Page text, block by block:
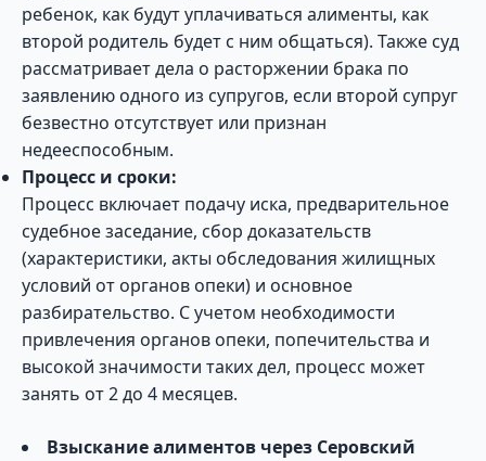
ребенок, как будут уплачиваться алименты, как
второй родитель будет с ним общаться). Также суд
рассматривает дела о расторжении брака по
заявлению одного из супругов, если второй супруг
безвестно отсутствует или признан
недееспособным.
Процесс и сроки:
Процесс включает подачу иска, предварительное
судебное заседание, сбор доказательств
(характеристики, акты обследования жилищных
условий от органов опеки) и основное
разбирательство. С учетом необходимости
привлечения органов опеки, попечительства и
высокой значимости таких дел, процесс может
занять от 2 до 4 месяцев.
Взыскание алиментов через Серовский